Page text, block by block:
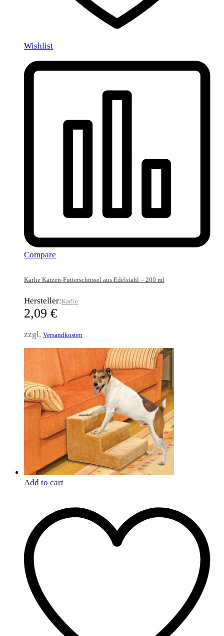
Wishlist
Compare
Karlie Katzen-Futterschüssel aus Edelstahl – 200 ml
Hersteller:Karlie
2,09 €
zzgl. Versandkosten
Add to cart